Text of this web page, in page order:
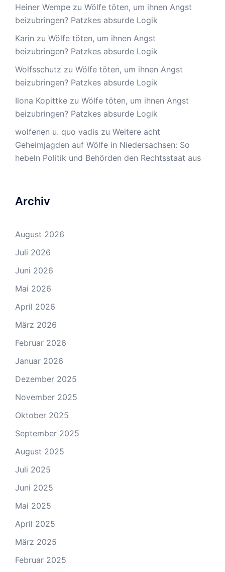
Heiner Wempe zu Wölfe töten, um ihnen Angst
beizubringen? Patzkes absurde Logik
Karin zu Wölfe töten, um ihnen Angst
beizubringen? Patzkes absurde Logik
Wolfsschutz zu Wölfe töten, um ihnen Angst
beizubringen? Patzkes absurde Logik
Ilona Kopittke zu Wölfe töten, um ihnen Angst
beizubringen? Patzkes absurde Logik
wolfenen u. quo vadis zu Weitere acht
Geheimjagden auf Wölfe in Niedersachsen: So
hebeln Politik und Behörden den Rechtsstaat aus
Archiv
August 2026
Juli 2026
Juni 2026
Mai 2026
April 2026
März 2026
Februar 2026
Januar 2026
Dezember 2025
November 2025
Oktober 2025
September 2025
August 2025
Juli 2025
Juni 2025
Mai 2025
April 2025
März 2025
Februar 2025